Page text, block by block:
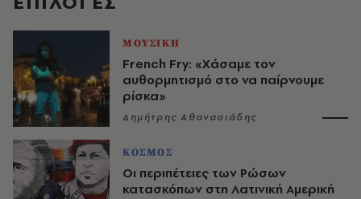
ΜΟΥΣΙΚΗ
French Fry: «Χάσαμε τον
αυθορμητισμό στο να παίρνουμε
ρίσκα»
Δημήτρης Αθανασιάδης
ΚΟΣΜΟΣ
Οι περιπέτειες των Ρώσων
κατασκόπων στη Λατινική Αμερική